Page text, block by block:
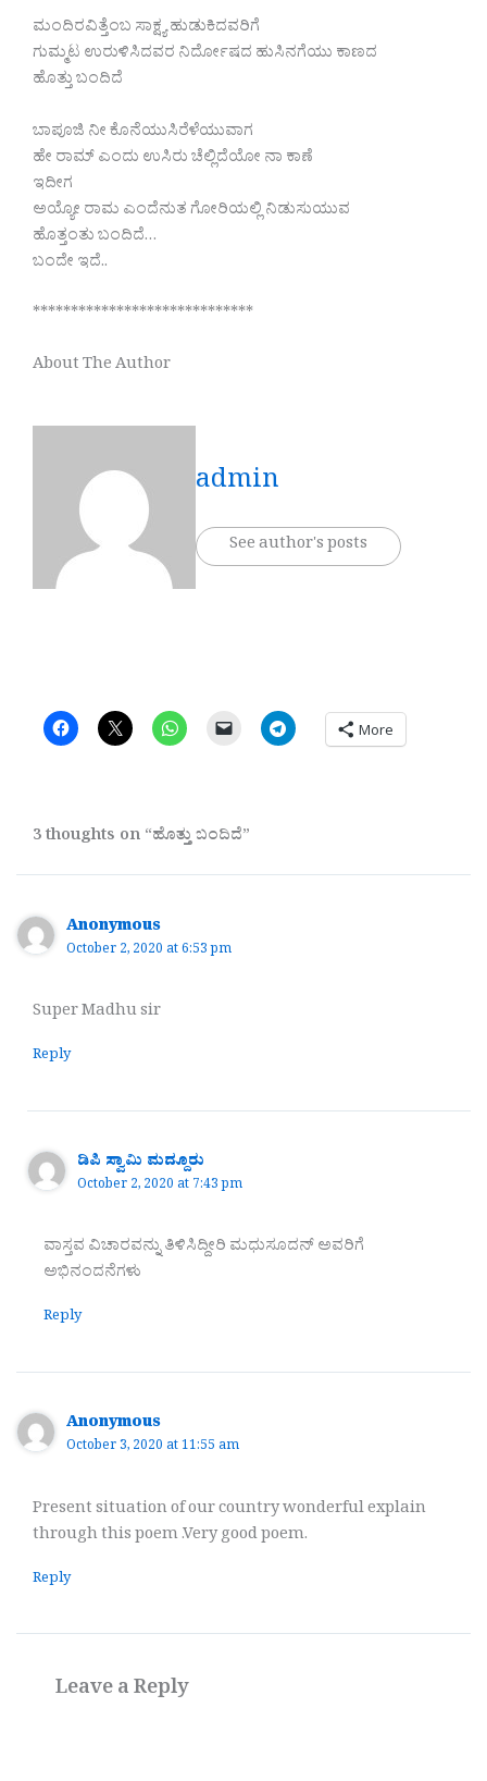
ಮಂದಿರವಿತ್ತೆಂಬ ಸಾಕ್ಷ್ಯ ಹುಡುಕಿದವರಿಗೆ
ಗುಮ್ಮಟ ಉರುಳಿಸಿದವರ ನಿರ್ದೋಷದ ಹುಸಿನಗೆಯು ಕಾಣದ
ಹೊತ್ತು ಬಂದಿದೆ
ಬಾಪೂಜಿ ನೀ ಕೊನೆಯುಸಿರೆಳೆಯುವಾಗ
ಹೇ ರಾಮ್ ಎಂದು ಉಸಿರು ಚೆಲ್ಲಿದೆಯೋ ನಾ ಕಾಣೆ
ಇದೀಗ
ಅಯ್ಯೋ ರಾಮ ಎಂದೆನುತ ಗೋರಿಯಲ್ಲಿ ನಿಡುಸುಯುವ
ಹೊತ್ತಂತು ಬಂದಿದೆ…
ಬಂದೇ ಇದೆ..
*****************************
About The Author
admin
See author's posts
More
3 thoughts on “ಹೊತ್ತು ಬಂದಿದೆ”
Anonymous
October 2, 2020 at 6:53 pm
Super Madhu sir
Reply
ಡಿಪಿ ಸ್ವಾಮಿ ಮದ್ದೂರು
October 2, 2020 at 7:43 pm
ವಾಸ್ತವ ವಿಚಾರವನ್ನು ತಿಳಿಸಿದ್ದೀರಿ ಮಧುಸೂದನ್ ಅವರಿಗೆ
ಅಭಿನಂದನೆಗಳು
Reply
Anonymous
October 3, 2020 at 11:55 am
Present situation of our country wonderful explain
through this poem .Very good poem.
Reply
Leave a Reply